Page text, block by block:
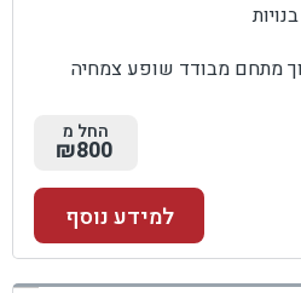
מתחם מבודד שופע צמחיה
החל מ
₪800
למידע נוסף